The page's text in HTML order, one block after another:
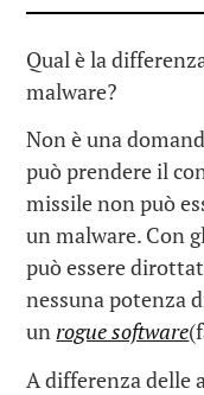
Qual è la
malware?
Non è una
può prendere il
missile non può
un malware. Con
può essere
nessuna potenza
unrogue software
A differenza